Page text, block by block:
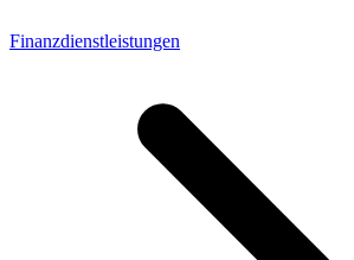
Finanzdienstleistungen